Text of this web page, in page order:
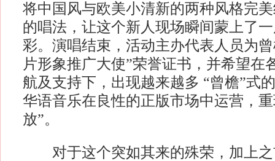
将中国风与欧美小清新的两种风格完
的唱法，让这个新人现场瞬间蒙上了
彩。演唱结束，活动主办代表人员为
片形象推广大使”荣誉证书，并希望在
航及支持下，出现越来越多 “曾檐”式
华语音乐在良性的正版市场中运营，
放”。
对于这个突如其来的殊荣，加上之